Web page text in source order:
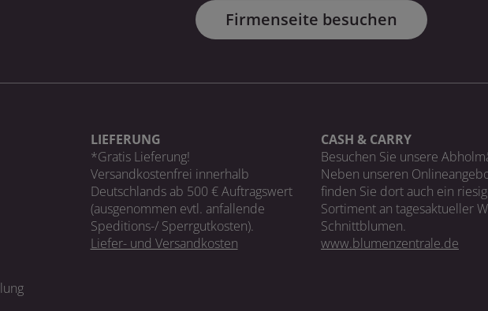
Firmenseite besuchen
LIEFERUNG
*Gratis Lieferung!
Versandkostenfrei innerhalb
Deutschlands ab 500 € Auftragswert
(ausgenommen evtl. anfallende
Speditions-/ Sperrgutkosten).
Liefer- und Versandkosten
CASH & CARRY
Besuchen Sie unsere
Neben unseren
finden Sie dort auch ein
Sortiment an tagesaktueller
Schnittblumen.
www.blumenzentrale.de